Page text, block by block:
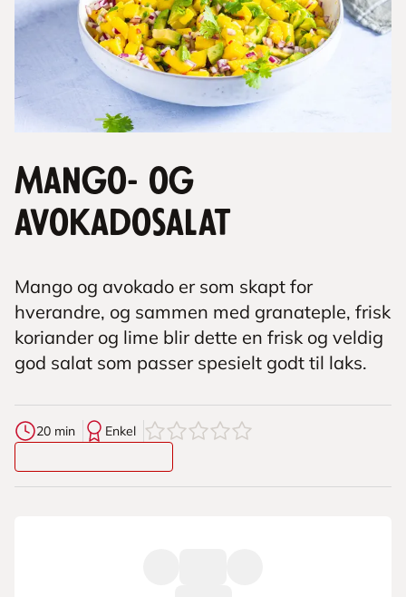
Mango- og
avokadosalat
Mango og avokado er som skapt for
hverandre, og sammen med granateple, frisk
koriander og lime blir dette en frisk og veldig
god salat som passer spesielt godt til laks.
20 min Enkel 0av5stjerner